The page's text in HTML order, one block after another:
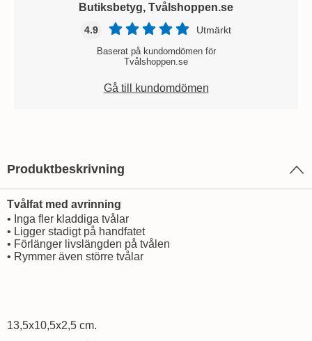
Butiksbetyg, Tvålshoppen.se
4.9 Utmärkt
Baserat på kundomdömen för
Tvålshoppen.se
Gå till kundomdömen
Produktbeskrivning
Tvålfat med avrinning
• Inga fler kladdiga tvålar
• Ligger stadigt på handfatet
• Förlänger livslängden på tvålen
• Rymmer även större tvålar
13,5x10,5x2,5 cm.